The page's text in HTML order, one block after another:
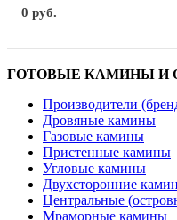
0 руб.
ГОТОВЫЕ КАМИНЫ И
Производители
Дровяные камины
Газовые камины
Пристенные камины
Угловые камины
Двухсторонние
Центральные
Мраморные камины